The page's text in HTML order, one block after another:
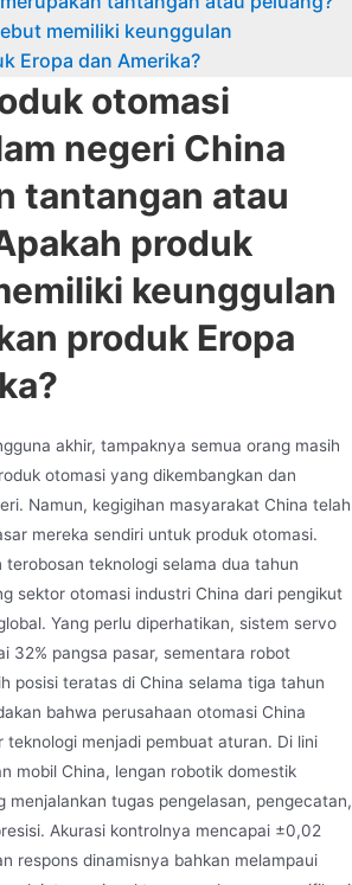
memiliki keunggulan
Eropa dan Amerika?
otomasi
negeri China
tantangan atau
produk
keunggulan
produk Eropa
akhir, tampaknya semua orang masih
otomasi yang dikembangkan dan
Namun, kegigihan masyarakat China telah
mereka sendiri untuk produk otomasi.
terobosan teknologi selama dua tahun
sektor otomasi industri China dari pengikut
Yang perlu diperhatikan, sistem servo
32% pangsa pasar, sementara robot
posisi teratas di China selama tiga tahun
bahwa perusahaan otomasi China
teknologi menjadi pembuat aturan. Di lini
mobil China, lengan robotik domestik
menjalankan tugas pengelasan, pengecatan,
Akurasi kontrolnya mencapai ±0,02
respons dinamisnya bahkan melampaui